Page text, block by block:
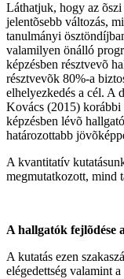
Láthatjuk, hogy az
jelentõsebb változás,
tanulmányi
valamilyen önálló
képzésben résztvevõ
résztvevõk 80%-a
elhelyezkedés a cél. A
Kovács (2015) korábbi
képzésben lévõ
határozottabb
A kvantitatív
megmutatkozott, mind
A hallgatók fejlõdése
A kutatás ezen
elégedettség valamint